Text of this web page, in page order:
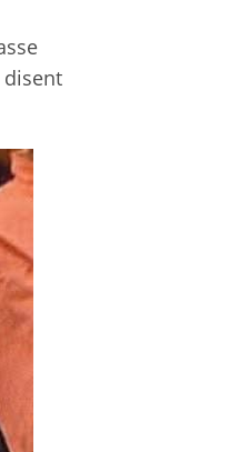
disent